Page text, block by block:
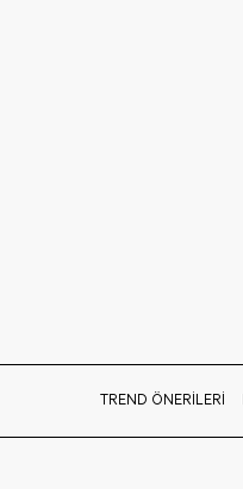
TREND ÖNERİLERİ